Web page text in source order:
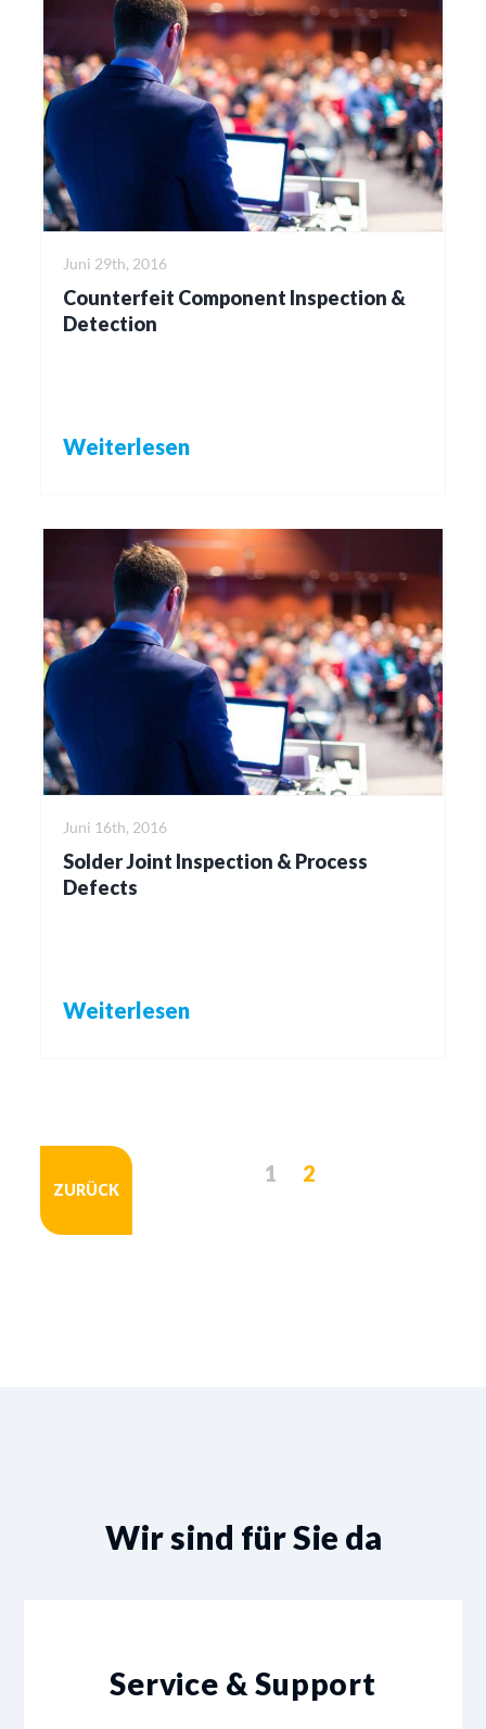
Counterfeit Component Inspection &
Detection
Juni 29th, 2016
Weiterlesen
Solder Joint Inspection & Process
Defects
Juni 16th, 2016
Weiterlesen
ZURÜCK
1 2
Wir sind für Sie da
Service & Support